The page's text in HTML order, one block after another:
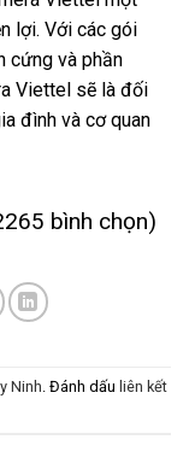
lợi. Với các gói
cứng và phần
Viettel sẽ là đối
đình và cơ quan
bình chọn)
Ninh. Đánh dấu liên kết